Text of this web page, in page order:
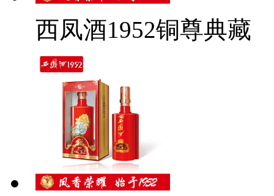
西凤酒1952铜尊典藏